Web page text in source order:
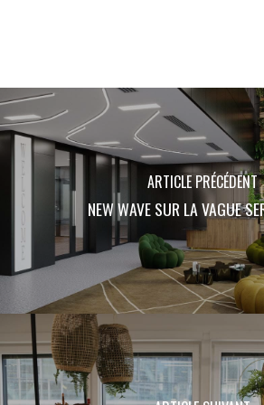
ARTICLE PRÉCÉDENT
NEW WAVE SUR LA VAGUE